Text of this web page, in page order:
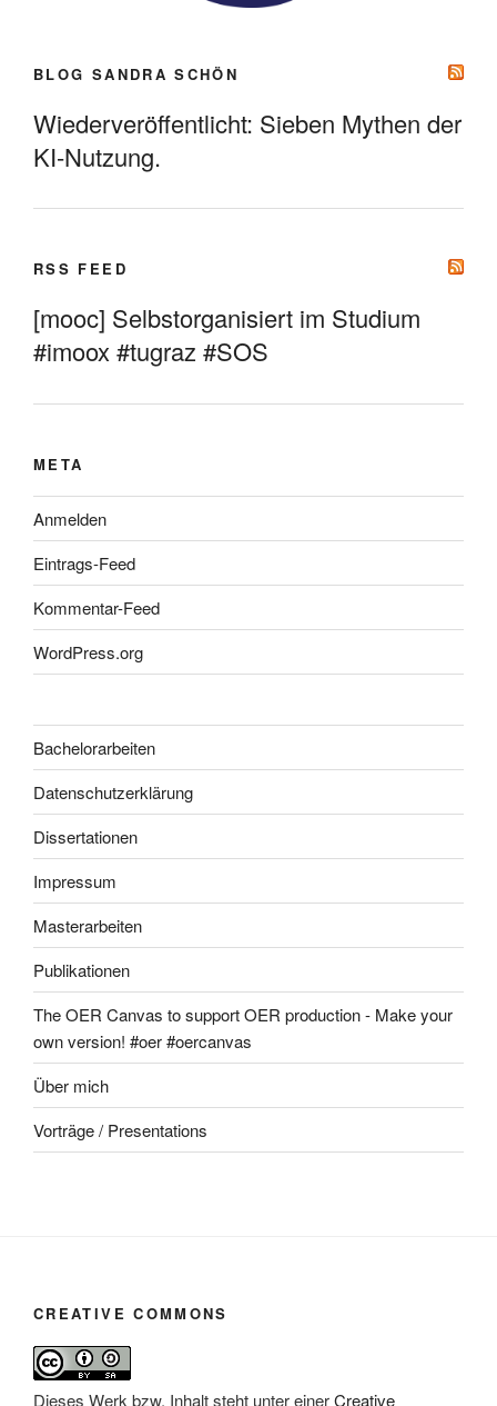
BLOG SANDRA SCHÖN
Wiederveröffentlicht: Sieben Mythen der
KI-Nutzung.
RSS FEED
[mooc] Selbstorganisiert im Studium
#imoox #tugraz #SOS
META
Anmelden
Eintrags-Feed
Kommentar-Feed
WordPress.org
Bachelorarbeiten
Datenschutzerklärung
Dissertationen
Impressum
Masterarbeiten
Publikationen
The OER Canvas to support OER production - Make your
own version! #oer #oercanvas
Über mich
Vorträge / Presentations
CREATIVE COMMONS
Dieses Werk bzw. Inhalt steht unter einerCreative